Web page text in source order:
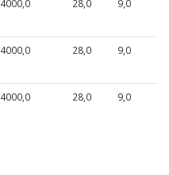
4000,0 28,0 9,0
4000,0 28,0 9,0
4000,0 28,0 9,0